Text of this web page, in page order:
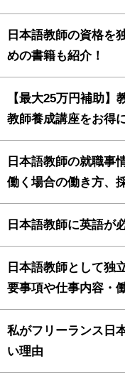
日本語教師の資格を
めの書籍も紹介！
【最大25万円補助
教師養成講座をお得
日本語教師の就職事
働く場合の働き方、
日本語教師に英語が
日本語教師として独
要事項や仕事内容・
私がフリーランス日
い理由